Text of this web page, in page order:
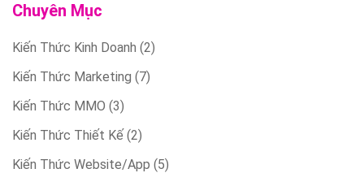
Chuyên Mục
Kiến Thức Kinh Doanh (2)
Kiến Thức Marketing (7)
Kiến Thức MMO (3)
Kiến Thức Thiết Kế (2)
Kiến Thức Website/App (5)